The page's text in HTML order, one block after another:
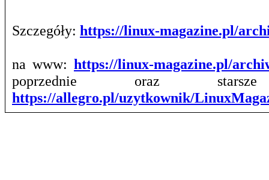
Szczegóły: https://linux-magazine.pl/
na www: https://linux-magazine.pl/
poprzednie oraz
https://allegro.pl/uzytkownik/